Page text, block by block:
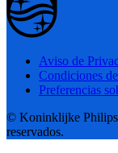
Aviso de
Condiciones
Preferencias
© Koninklijke Philips
reservados.